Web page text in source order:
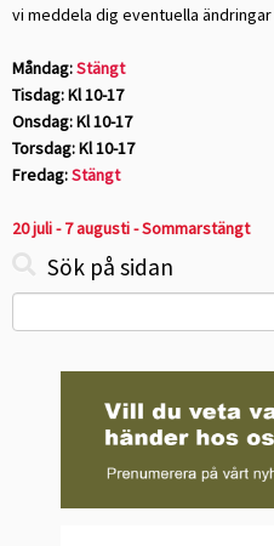
vi meddela dig eventuella
Måndag:Stängt
Tisdag: Kl 10-17
Onsdag: Kl 10-17
Torsdag: Kl 10-17
Fredag:Stängt
20 juli - 7 augusti - Sommarstängt
Sök på sidan
efter: